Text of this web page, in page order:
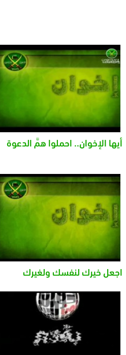
أيها الإخوان.. احملوا همَّ الدعوة
اجعل خيرك لنفسك ولغيرك